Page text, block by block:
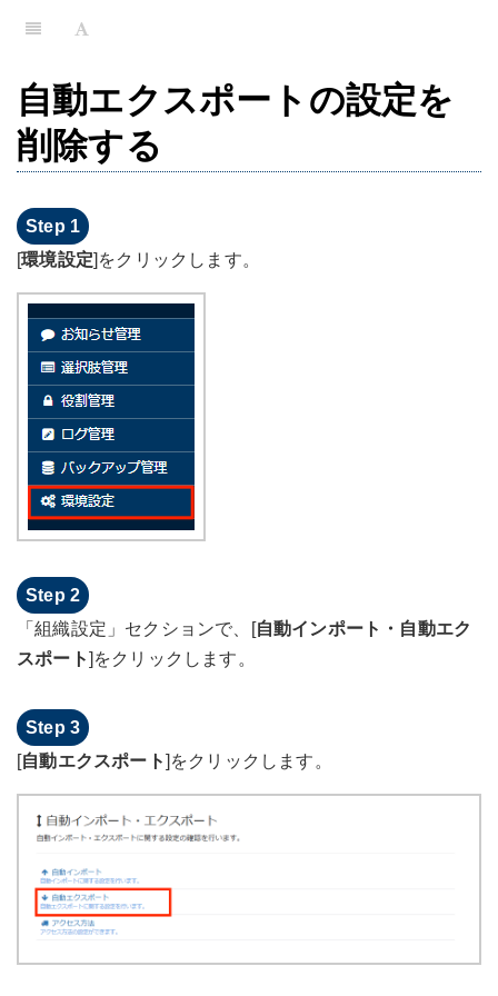
自動エクスポートの設定を
削除する
[環境設定]をクリックします。
「組織設定」セクションで、[自動インポート・自動エク
スポート]をクリックします。
[自動エクスポート]をクリックします。